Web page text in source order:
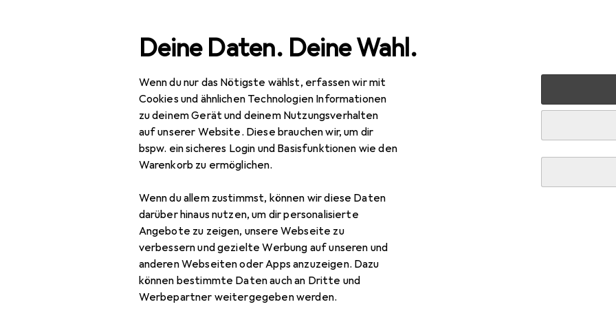
Deine Daten. Deine Wahl.
Wenn du nur das Nötigste wählst, erfassen wir mit
Cookies und ähnlichen Technologien Informationen
zu deinem Gerät und deinem Nutzungsverhalten
auf unserer Website. Diese brauchen wir, um dir
bspw. ein sicheres Login und Basisfunktionen wie den
Warenkorb zu ermöglichen.
Wenn du allem zustimmst, können wir diese Daten
darüber hinaus nutzen, um dir personalisierte
Angebote zu zeigen, unsere Webseite zu
verbessern und gezielte Werbung auf unseren und
anderen Webseiten oder Apps anzuzeigen. Dazu
können bestimmte Daten auch an Dritte und
Werbepartner weitergegeben werden.
Navigation nach Kategorien Gesamtsortiment IT + Multimedia PC Komponenten
EUR
295,64 EUR
147,82/1TB
SamsungPortable T7
Zubehör für Samsung Portable T7
Hier findest du passendes Zubehör zum Produkt Samsung Portable T7 aus den